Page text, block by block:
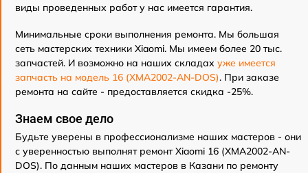
виды проведенных работ у нас имеется гарантия.
Минимальные сроки выполнения ремонта. Мы большая
сеть мастерских техники Xiaomi. Мы имеем более 20 тыс.
запчастей. И возможно на наших складах уже имеется
запчасть на модель 16 (XMA2002-AN-DOS). При заказе
ремонта на сайте - предоставляется скидка -25%.
Знаем свое дело
Будьте уверены в профессионализме наших мастеров - они
с уверенностью выполнят ремонт Xiaomi 16 (XMA2002-AN-
DOS). По данным наших мастеров в Казани по ремонту